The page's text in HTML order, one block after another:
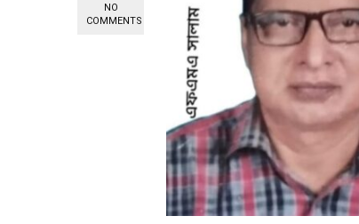
NO
COMMENTS